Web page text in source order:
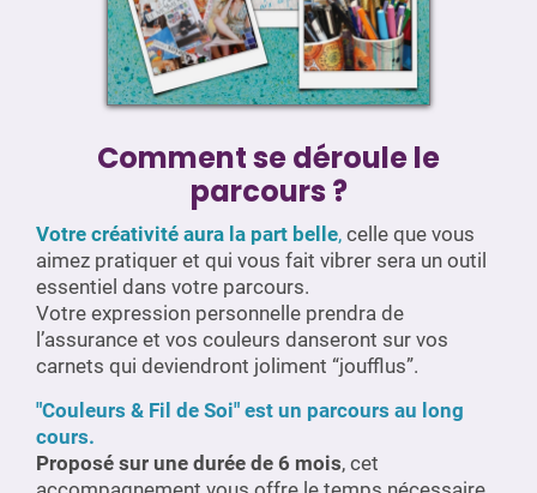
Comment se déroule le
parcours ?
Votre créativité aura la part belle, celle que vous
aimez pratiquer et qui vous fait vibrer sera un outil
essentiel dans votre parcours.
Votre expression personnelle prendra de
l’assurance et vos couleurs danseront sur vos
carnets qui deviendront joliment “joufflus”.
"Couleurs & Fil de Soi" est un parcours au long
cours.
Proposé sur une durée de 6 mois, cet